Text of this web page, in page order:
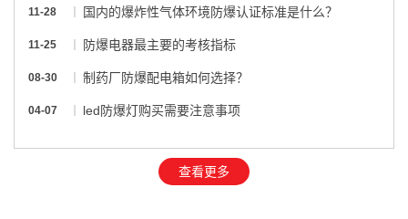
11-28 国内的爆炸性气体环境防爆认证标准是什么？
11-25 防爆电器最主要的考核指标
08-30 制药厂防爆配电箱如何选择？
04-07 led防爆灯购买需要注意事项
查看更多